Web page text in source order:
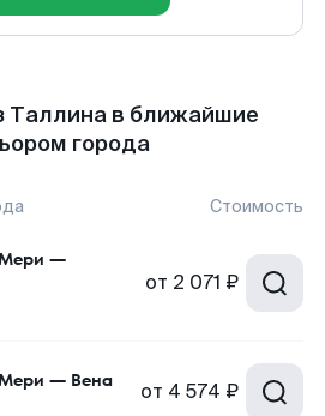
Таллина в ближайшие
города
Стоимость
—
от 2 071 ₽
— Вена от 4 574 ₽